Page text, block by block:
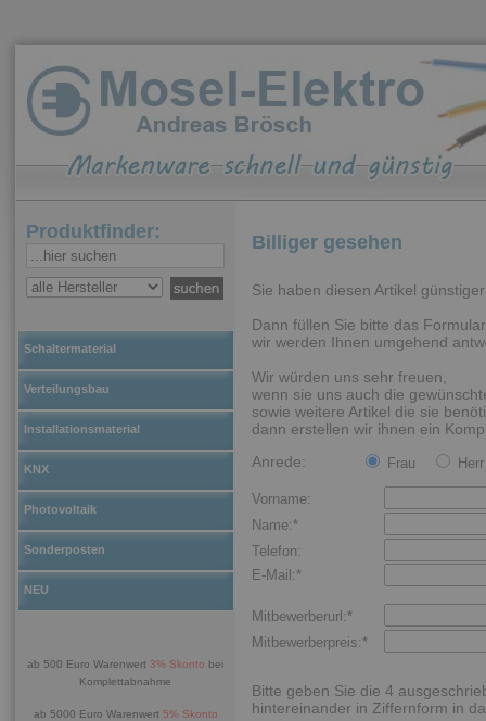
Produktfinder:
Schaltermaterial
Verteilungsbau
Installationsmaterial
KNX
Photovoltaik
Sonderposten
NEU
ab 500 Euro Warenwert 3% Skonto bei
Komplettabnahme
ab 5000 Euro Warenwert 5% Skonto
Billiger gesehen
Sie haben diesen Artikel
Dann füllen Sie bitte das
wir werden Ihnen umgehend
Wir würden uns sehr freuen,
wenn sie uns auch die
sowie weitere Artikel die sie
dann erstellen wir ihnen ein
Anrede:
Frau Herr
Vorname:
Name:*
Telefon:
E-Mail:*
Mitbewerberurl:*
Mitbewerberpreis:*
Bitte geben Sie die 4
hintereinander in Ziffernform in